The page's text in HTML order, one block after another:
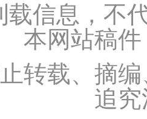
载信息，不
本网站稿
转载、摘
追